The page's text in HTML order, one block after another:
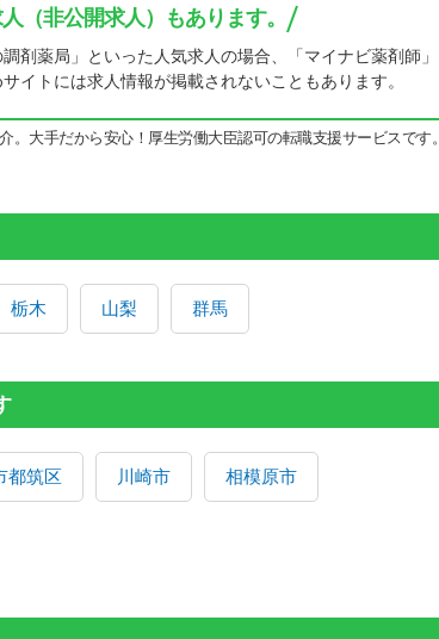
（非公開求人）もあります。
剤薬局」といった人気求人の場合、「マイナビ薬剤師」
イトには求人情報が掲載されないこともあります。
大手だから安心！厚生労働大臣認可の転職支援サービスです。
栃木 山梨 群馬
都筑区 川崎市 相模原市